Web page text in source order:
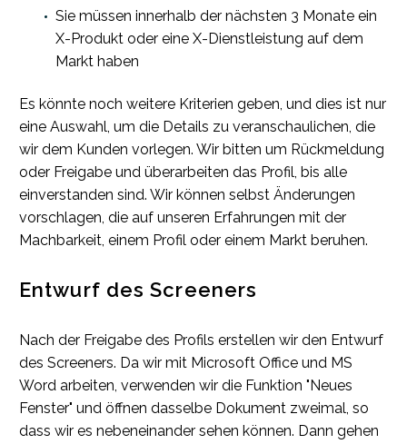
Sie müssen innerhalb der nächsten 3 Monate ein
X-Produkt oder eine X-Dienstleistung auf dem
Markt haben
Es könnte noch weitere Kriterien geben, und dies ist nur
eine Auswahl, um die Details zu veranschaulichen, die
wir dem Kunden vorlegen. Wir bitten um Rückmeldung
oder Freigabe und überarbeiten das Profil, bis alle
einverstanden sind. Wir können selbst Änderungen
vorschlagen, die auf unseren Erfahrungen mit der
Machbarkeit, einem Profil oder einem Markt beruhen.
Entwurf des Screeners
Nach der Freigabe des Profils erstellen wir den Entwurf
des Screeners. Da wir mit Microsoft Office und MS
Word arbeiten, verwenden wir die Funktion "Neues
Fenster" und öffnen dasselbe Dokument zweimal, so
dass wir es nebeneinander sehen können. Dann gehen